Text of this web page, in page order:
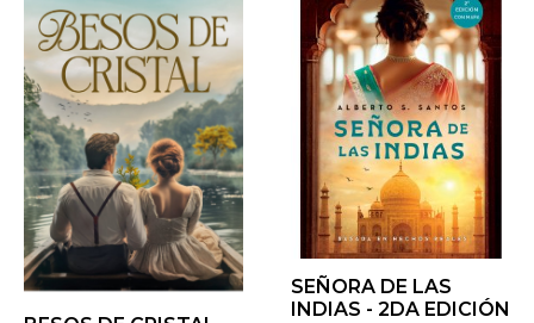
SEÑORA DE LAS
INDIAS - 2DA EDICIÓN